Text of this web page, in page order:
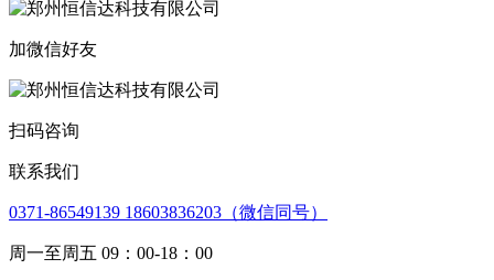
加微信好友
扫码咨询
联系我们
0371-86549139 18603836203（微信同号）
周一至周五 09：00-18：00